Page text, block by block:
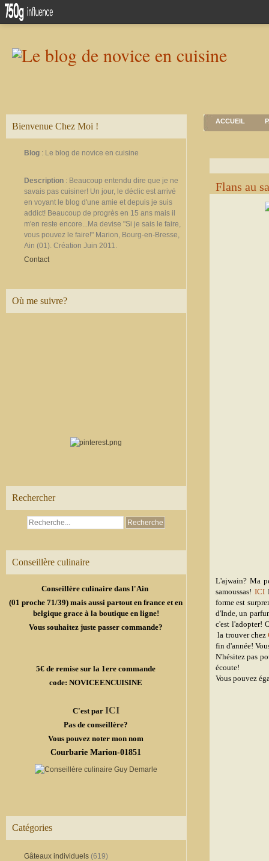
Bienvenue Chez Moi !
Blog : Le blog de novice en cuisine
Description : Beaucoup entendu dire que je ne
savais pas cuisiner! Un jour, le déclic est arrivé
en voyant le blog d'une amie et depuis je suis
addict! Beaucoup de progrès en 15 ans mais il
m'en reste encore...Ma devise "Si je sais le faire,
vous pouvez le faire!" Marion, Bourg-en-Bresse,
Ain (01). Création Juin 2011.
Contact
Où me suivre?
Rechercher
Conseillère culinaire
Conseillère culinaire dans l'Ain
(01 proche 71/39) mais aussi partout en france et en
belgique grace à la boutique en ligne!
Vous souhaitez juste passer commande?
5€ de remise sur la 1ere commande
code: NOVICEENCUISINE
C'est par ICI
Pas de conseillère?
Vous pouvez noter mon nom
Courbarie Marion-01851
Catégories
Gâteaux individuels (619)
ACCUEIL
Flans au
L'ajwain? Ma
samoussas! ICI
forme est
d'Inde, un
c'est l'adopter!
la trouver chez
fin d'année!
N'hésitez pas
écoute!
Vous pouvez